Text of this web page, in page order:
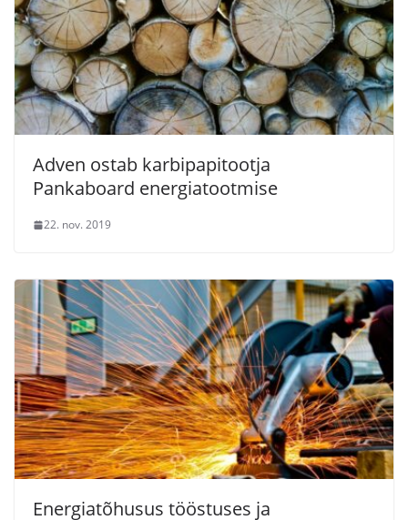
Adven ostab karbipapitootja
Pankaboard energiatootmise
22. nov. 2019
Energiatõhusus tööstuses ja